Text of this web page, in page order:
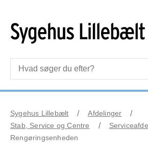
Sygehus Lillebælt
Afdelinger
Stab, Service og Centre
Rengøringsenheden